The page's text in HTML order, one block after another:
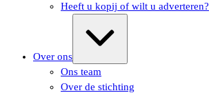
Heeft u kopij of wilt u adverteren?
Over ons
Ons team
Over de stichting